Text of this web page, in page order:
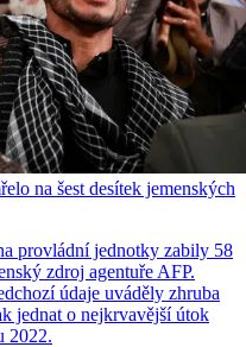
na šest desítek jemenských
provládní jednotky zabily 58
zdroj agentuře AFP.
údaje uváděly zhruba
jednat o nejkrvavější útok
2022.